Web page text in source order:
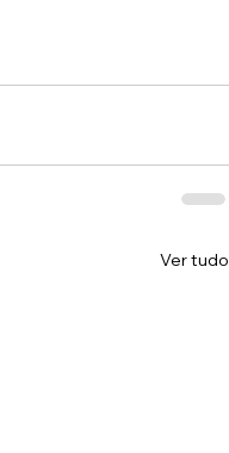
Ver tudo